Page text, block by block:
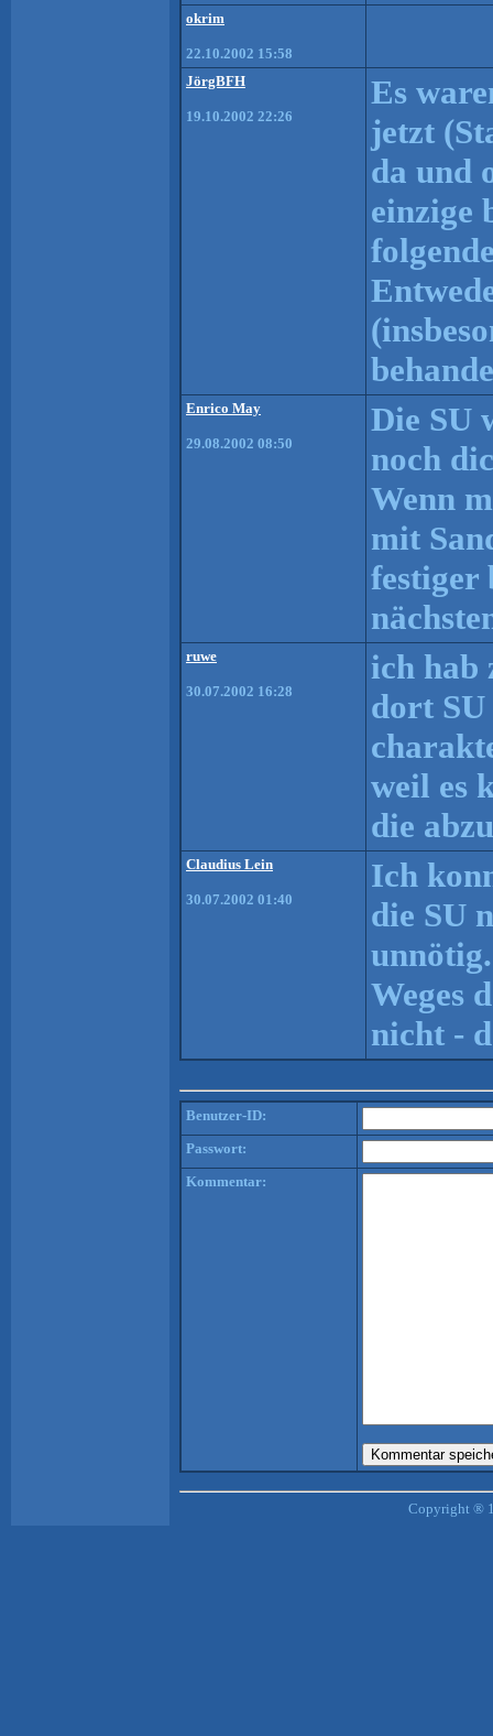
okrim
22.10.2002 15:58
JörgBFH
19.10.2002 22:26
Es
jetzt
da und
einzige
Enrico May
29.08.2002 08:50
Die SU
noch
Wenn
mit
festiger
ruwe
30.07.2002 16:28
ich hab
dort
weil es
die
Claudius Lein
30.07.2002 01:40
Ich
die SU
Weges
nicht -
Benutzer-ID:
Passwort:
Kommentar:
Copyright ®